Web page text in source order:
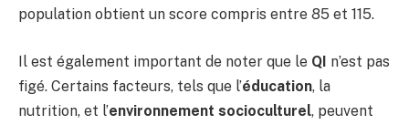
population obtient un score compris entre 85 et 115.
Il est également important de noter que le QI n’est pas
figé. Certains facteurs, tels que l’éducation, la
nutrition, et l’environnement socioculturel, peuvent